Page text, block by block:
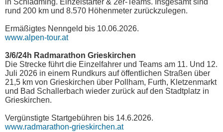
in Schladming. Einzelstarter & 2er-Teams. Insgesamt sind
rund 200 km und 8.570 Höhenmeter zurückzulegen.
Ermäßigtes Nenngeld bis 10.06.2026.
www.alpen-tour.at
3/6/24h Radmarathon Grieskirchen
Die Strecke führt die Einzelfahrer und Teams am 11. Und 12.
Juli 2026 in einem Rundkurs auf öffentlichen Straßen über
21,5 km von Grieskirchen über Pollham, Furth, Kletzenmarkt
und Bad Schallerbach wieder zurück auf den Stadtplatz in
Grieskirchen.
Vergünstigte Startgebühren bis 14.6.2026.
www.radmarathon-grieskirchen.at